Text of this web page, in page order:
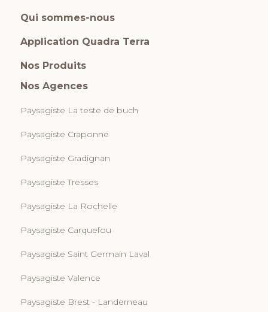
Qui sommes-nous
Application Quadra Terra
Nos Produits
Nos Agences
Paysagiste La teste de buch
Paysagiste Craponne
Paysagiste Gradignan
Paysagiste Tresses
Paysagiste La Rochelle
Paysagiste Carquefou
Paysagiste Saint Germain Laval
Paysagiste Valence
Paysagiste Brest - Landerneau